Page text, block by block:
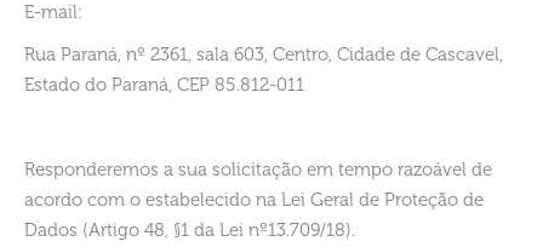
E-mail:
Rua Paraná, nº 2361, sala 603, Centro, Cidade de Cascavel,
Estado do Paraná, CEP 85.812-011
Responderemos a sua solicitação em tempo razoável de
acordo com o estabelecido na Lei Geral de Proteção de
Dados (Artigo 48, §1 da Lei nº13.709/18).